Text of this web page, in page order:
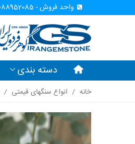
واحد فروش - 88952085-021
دسته بندی
خانه / انواع سنگهای قیمتی /